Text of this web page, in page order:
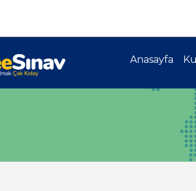
Anasayfa